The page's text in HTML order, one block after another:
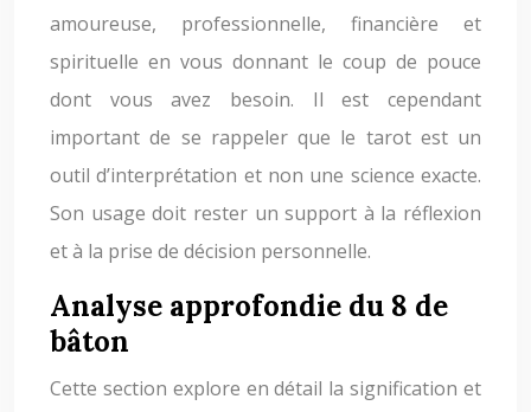
amoureuse, professionnelle, financière et
spirituelle en vous donnant le coup de pouce
dont vous avez besoin. Il est cependant
important de se rappeler que le tarot est un
outil d’interprétation et non une science exacte.
Son usage doit rester un support à la réflexion
et à la prise de décision personnelle.
Analyse approfondie du 8 de
bâton
Cette section explore en détail la signification et